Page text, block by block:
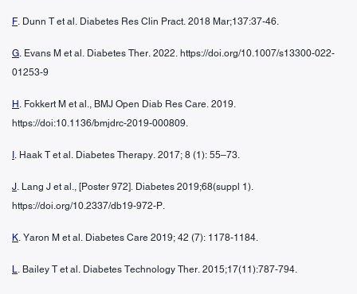
F. Dunn T et al. Diabetes Res Clin Pract. 2018 Mar;137:37-46.
G. Evans M et al. Diabetes Ther. 2022. https://doi.org/10.1007/s13300-022-
01253-9
H . Fokkert M et al., BMJ Open Diab Res Care. 2019.
https://doi:10.1136/bmjdrc-2019-000809.
. Haak T et al. Diabetes Therapy. 2017; 8 (1): 55–73.
J. Lang J et al., [Poster 972]. Diabetes 2019;68(suppl 1).
https://doi.org/10.2337/db19-972-P.
K. Yaron M et al. Diabetes Care 2019; 42 (7): 1178-1184.
L. Bailey T et al. Diabetes Technology Ther. 2015;17(11):787-794.